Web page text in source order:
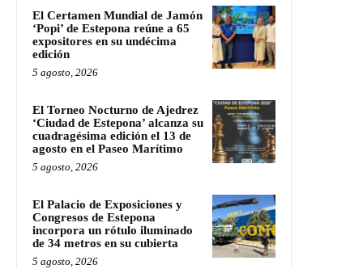
El Certamen Mundial de Jamón
‘Popi’ de Estepona reúne a 65
expositores en su undécima
edición
5 agosto, 2026
El Torneo Nocturno de Ajedrez
‘Ciudad de Estepona’ alcanza su
cuadragésima edición el 13 de
agosto en el Paseo Marítimo
5 agosto, 2026
El Palacio de Exposiciones y
Congresos de Estepona
incorpora un rótulo iluminado
de 34 metros en su cubierta
5 agosto, 2026